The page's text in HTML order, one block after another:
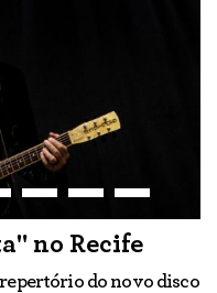
no Recife
do novo disco